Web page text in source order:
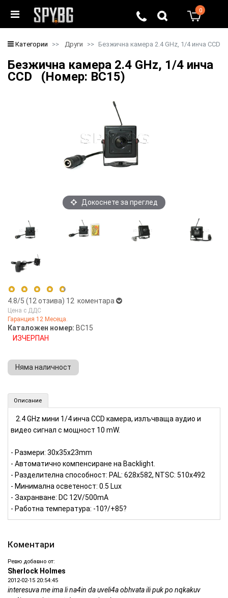
0
Категории Други Безжична камера 2.4 GHz, 1/4 инча CCD
Безжична камера 2.4 GHz, 1/4 инча
CCD (Номер: BC15)
Докоснете за преглед
4.8/5 (12 отзива)
5 stars
4 stars
2 stars
12 коментара
Цена с ДДС
Гаранция 12 Месеца.
Каталожен номер: BC15
ИЗЧЕРПАН
Няма наличност
Описание
2.4 GHz мини 1/4 инча CCD камера, излъчваща аудио и
видео сигнал с мощност 10 mW.
- Размери: 30x35x23mm
- Автоматично компенсиране на Backlight.
- Разделителна способност: PAL: 628х582, NTSC: 510х492
- Минимална осветеност: 0.5 Lux
- Захранване: DC 12V/500mA
- Работна температура: -10?/+85?
Коментари
Ревю добавно от:
Sherlock Holmes
2012-02-15 20:54:45
interesuva me ima li na4in da uveli4a obhvata ili puk po nqkakuv